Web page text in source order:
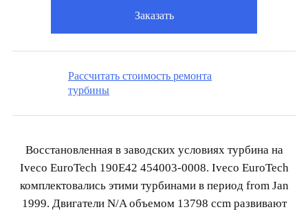
Заказать
Рассчитать стоимость ремонта
турбины
Восстановленная в заводских условиях турбина на
Iveco EuroTech 190E42 454003-0008. Iveco EuroTech
комплектовались этими турбинами в период from Jan
1999. Двигатели N/A объемом 13798 ccm развивают